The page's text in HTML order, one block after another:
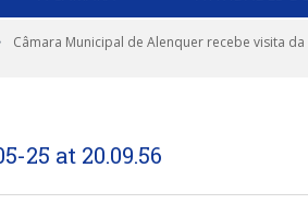
Câmara Municipal de Alenquer recebe visita
25 at 20.09.56